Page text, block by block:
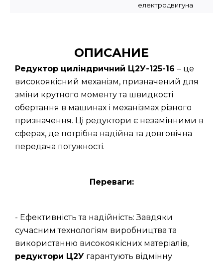
електродвигуна
ОПИСАНИЕ
Редуктор циліндричний Ц2У-125-16 – це
високоякісний механізм, призначений для
зміни крутного моменту та швидкості
обертання в машинах і механізмах різного
призначення. Ці редуктори є незамінними в
сферах, де потрібна надійна та довговічна
передача потужності.
Переваги:
- Ефективність та надійність: Завдяки
сучасним технологіям виробництва та
використанню високоякісних матеріалів,
редуктори Ц2У гарантують відмінну